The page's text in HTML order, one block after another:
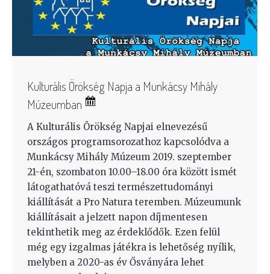
Kulturális Örökség Napja a Munkácsy Mihály
Múzeumban
A Kulturális Örökség Napjai elnevezésű
országos programsorozathoz kapcsolódva a
Munkácsy Mihály Múzeum 2019. szeptember
21-én, szombaton 10.00–18.00 óra között ismét
látogathatóvá teszi természettudományi
kiállítását a Pro Natura teremben. Múzeumunk
kiállításait a jelzett napon díjmentesen
tekinthetik meg az érdeklődők. Ezen felül
még egy izgalmas játékra is lehetőség nyílik,
melyben a 2020-as év Ősványára lehet